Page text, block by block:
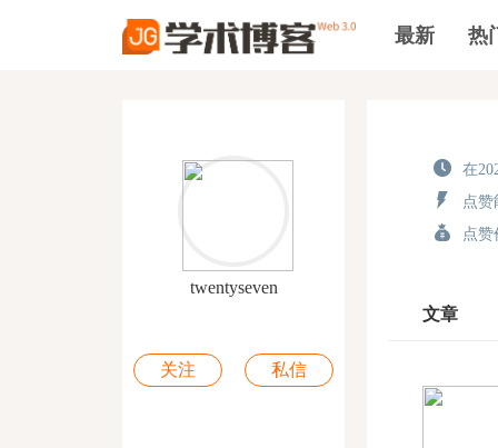
最新 热
twentyseven
关注 私信
在
点赞
点赞
文章